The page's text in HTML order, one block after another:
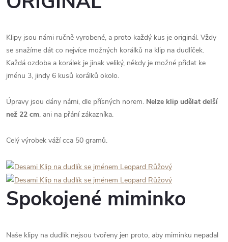
Klipy jsou námi ručně vyrobené, a proto každý kus je originál. Vždy
se snažíme dát co nejvíce možných korálků na klip na dudlíček.
Každá ozdoba a korálek je jinak veliký, někdy je možné přidat ke
jménu 3, jindy 6 kusů korálků okolo.
Úpravy jsou dány námi, dle přísných norem. Nelze klip udělat delší
než 22 cm, ani na přání zákazníka.
Celý výrobek váží cca 50 gramů.
Spokojené miminko
Naše klipy na dudlík nejsou tvořeny jen proto, aby miminku nepadal